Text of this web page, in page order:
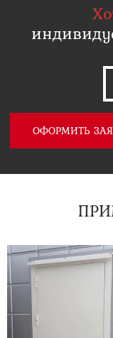
ОФОРМИТЬ